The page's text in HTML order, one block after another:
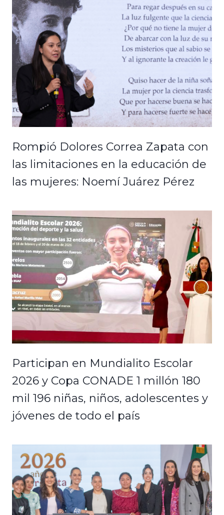
Rompió Dolores Correa Zapata con
las limitaciones en la educación de
las mujeres: Noemí Juárez Pérez
Participan en Mundialito Escolar
2026 y Copa CONADE 1 millón 180
mil 196 niñas, niños, adolescentes y
jóvenes de todo el país